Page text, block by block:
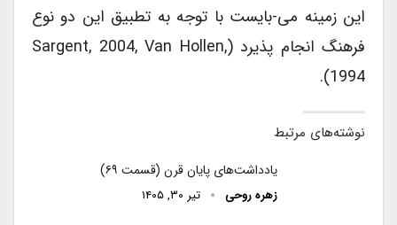
این زمینه می-بایست با توجه به تطبیق این دو نوع
فرهنگ انجام پذیرد (Sargent, 2004, Van Hollen,
1994).
نوشته‌های مرتبط
یادداشت‌های پایان قرن (قسمت ۶۹)
زهره روحی تیر ۳۰, ۱۴۰۵